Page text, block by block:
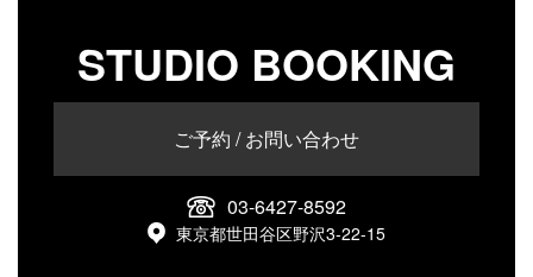
STUDIO BOOKING
ご予約 / お問い合わせ
03-6427-8592
東京都世田谷区野沢3-22-15